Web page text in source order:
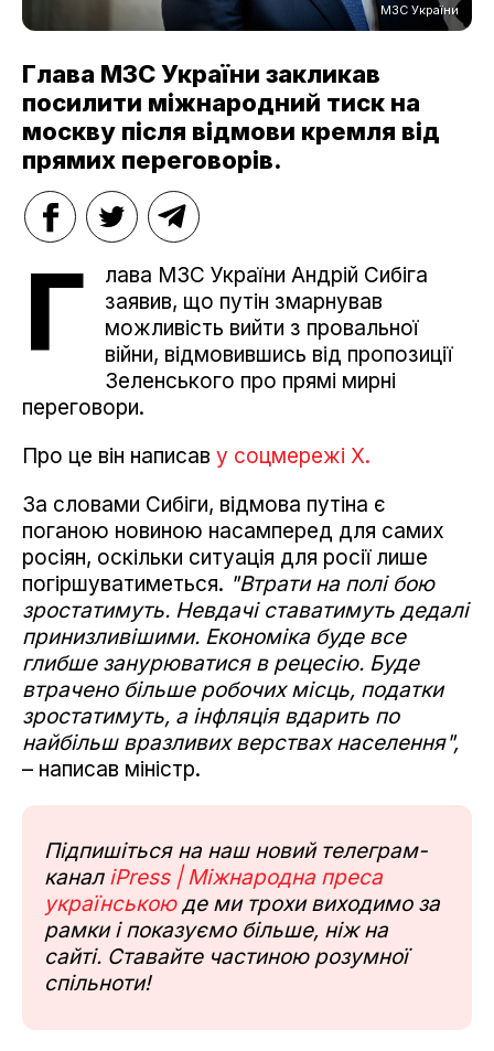
МЗС України
Глава МЗС України закликав
посилити міжнародний тиск на
москву після відмови кремля від
прямих переговорів.
Г
лава МЗС України Андрій Сибіга
заявив, що путін змарнував
можливість вийти з провальної
війни, відмовившись від пропозиції
Зеленського про прямі мирні
переговори.
Про це він написав у соцмережі Х.
За словами Сибіги, відмова путіна є
поганою новиною насамперед для самих
росіян, оскільки ситуація для росії лише
погіршуватиметься. "Втрати на полі бою
зростатимуть. Невдачі ставатимуть дедалі
принизливішими. Економіка буде все
глибше занурюватися в рецесію. Буде
втрачено більше робочих місць, податки
зростатимуть, а інфляція вдарить по
найбільш вразливих верствах населення",
– написав міністр.
Підпишіться на наш новий телеграм-
канал iPress | Міжнародна преса
українськоюде ми трохи виходимо за
рамки і показуємо більше, ніж на
сайті. Ставайте частиною розумної
спільноти!